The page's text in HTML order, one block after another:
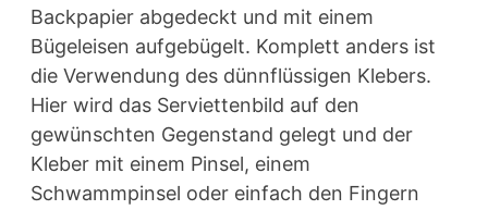
Backpapier abgedeckt und mit einem
Bügeleisen aufgebügelt. Komplett anders ist
die Verwendung des dünnflüssigen Klebers.
Hier wird das Serviettenbild auf den
gewünschten Gegenstand gelegt und der
Kleber mit einem Pinsel, einem
Schwammpinsel oder einfach den Fingern